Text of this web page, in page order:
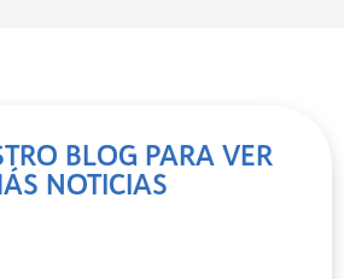
BLOG PARA VER
NOTICIAS